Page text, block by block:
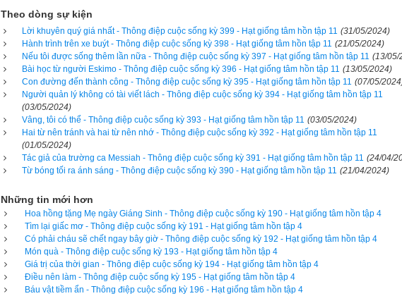
kiềm chế lại. về đến nhà, tôi gọi Ginger vào phòng. Tuy trong lòng đã sẵn sàng trút
vẫn nhẹ nhàng hỏi xem con tôi đã làm gì với số tiền ấy. Và Ginger trả lời tôi:
- Con đang đi loanh quanh và trong đầu đang nghĩ xem nên mua thứ gì thì con thấy
lớn, gọi là "Cây Nhân Ái" của Hội Từ thiện. Trên đó có treo những tấm thiệp nhỏ.
Một trong những tấm thiệp đó là của một bé gái bốn tuổi. Bạn ấy chỉ ước ao trong lễ
được một con búp bê và một chiếc lược chải tóc. Và thế là con cầm chiếc thiệp,
mang đến trao cho Hội Từ thiện. - Ngừng một chút, con bé nói tiếp. - Con chỉ còn
thanh kẹo làm quà Giáng Sinh cho cả nhà thôi. Nhưng mà chúng ta đã có rất nhiều
thì không có gì cả, phải không mẹ?
Chưa bao giờ tôi cảm thấy mình vui và ấm lòng đến vậy như trong mùa Giáng Sinh
Để đọc online trọn bộ Sách Hạt giống tâm hồn kích vào đây. Hãy ủng hộ website bằng
vạn niên trên xemvm.com. Lịch vạn niên của chúng tôi không chỉ có các tính năng
dương sang lịch âm, lịch can chi, lịch tiết khí, xem ngày giờ Hoàng Đạo – Hắc Đạo
Ngọc hạp thông thư, xem ngày theo nhị thập bát tú mà còn có nhiều tính năng nâng
Theo dòng sự kiện
Lời khuyên quý giá nhất - Thông điệp cuộc sống kỳ 399 - Hạt giống tâm hồn tập 11 (31/05/2024)
Hành trình trên xe buýt - Thông điệp cuộc sống kỳ 398 - Hạt giống tâm hồn tập 11 (21/05/2024)
Nếu tôi được sống thêm lần nữa - Thông điệp cuộc sống kỳ 397 - Hạt giống tâm hồn tập 11 (13/05/
Bài học từ người Eskimo - Thông điệp cuộc sống kỳ 396 - Hạt giống tâm hồn tập 11 (13/05/2024)
Con đường đến thành công - Thông điệp cuộc sống kỳ 395 - Hạt giống tâm hồn tập 11 (07/05/
Người quản lý không có tài viết lách - Thông điệp cuộc sống kỳ 394 - Hạt giống tâm hồn tập 11
(03/05/2024)
Vâng, tôi có thể - Thông điệp cuộc sống kỳ 393 - Hạt giống tâm hồn tập 11 (03/05/2024)
Hai từ nên tránh và hai từ nên nhớ - Thông điệp cuộc sống kỳ 392 - Hạt giống tâm hồn tập 11
(01/05/2024)
Tác giả của trường ca Messiah - Thông điệp cuộc sống kỳ 391 - Hạt giống tâm hồn tập 11 (24/04/
Từ bóng tối ra ánh sáng - Thông điệp cuộc sống kỳ 390 - Hạt giống tâm hồn tập 11 (21/04/2024)
Những tin mới hơn
Hoa hồng tặng Mẹ ngày Giáng Sinh - Thông điệp cuộc sống kỳ 190 - Hạt giống tâm hồn tập 4
Tìm lại giấc mơ - Thông điệp cuộc sống kỳ 191 - Hạt giống tâm hồn tập 4
Có phải cháu sẽ chết ngay bây giờ - Thông điệp cuộc sống kỳ 192 - Hạt giống tâm hồn tập 4
Món quà - Thông điệp cuộc sống kỳ 193 - Hạt giống tâm hồn tập 4
Giá trị của thời gian - Thông điệp cuộc sống kỳ 194 - Hạt giống tâm hồn tập 4
Điều nên làm - Thông điệp cuộc sống kỳ 195 - Hạt giống tâm hồn tập 4
Báu vật tiềm ẩn - Thông điệp cuộc sống kỳ 196 - Hạt giống tâm hồn tập 4